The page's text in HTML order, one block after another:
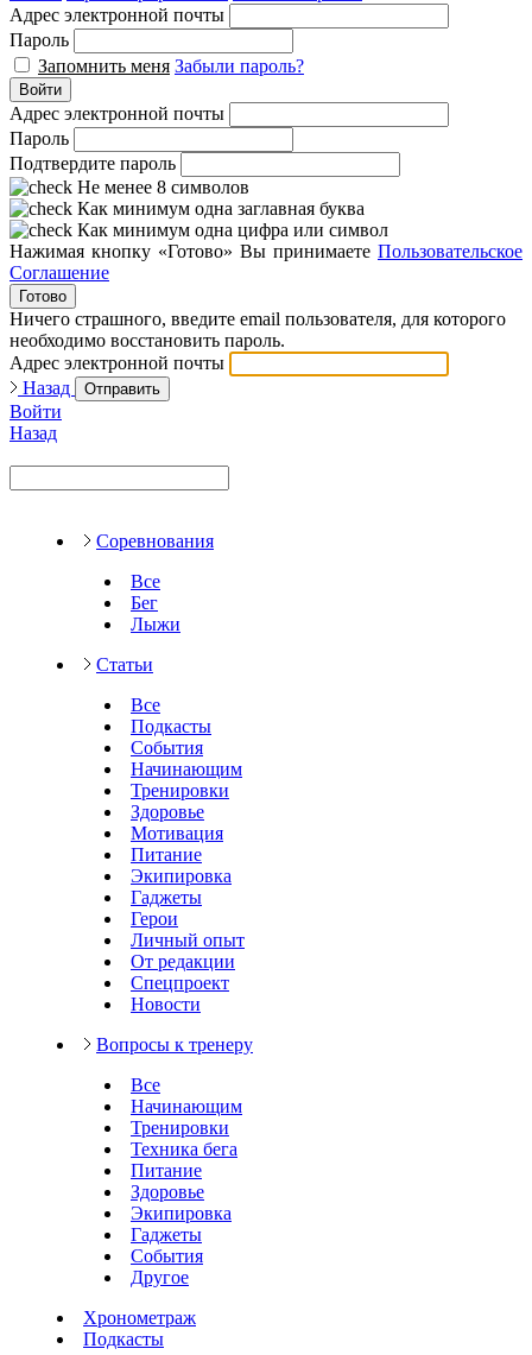
Адрес электронной почты
Пароль
Запомнить меня Забыли пароль?
Войти
Адрес электронной почты
Пароль
Подтвердите пароль
Не менее 8 символов
Как минимум одна заглавная буква
Как минимум одна цифра или символ
Нажимая кнопку «Готово» Вы принимаете Пользовательское
Соглашение
Готово
Ничего страшного, введите email пользователя, для которого
необходимо восстановить пароль.
Адрес электронной почты
Назад
Отправить
Войти
Назад
Соревнования
Все
Бег
Лыжи
Статьи
Все
Подкасты
События
Начинающим
Тренировки
Здоровье
Мотивация
Питание
Экипировка
Гаджеты
Герои
Личный опыт
От редакции
Спецпроект
Новости
Вопросы к тренеру
Все
Начинающим
Тренировки
Техника бега
Питание
Здоровье
Экипировка
Гаджеты
События
Другое
Хронометраж
Подкасты